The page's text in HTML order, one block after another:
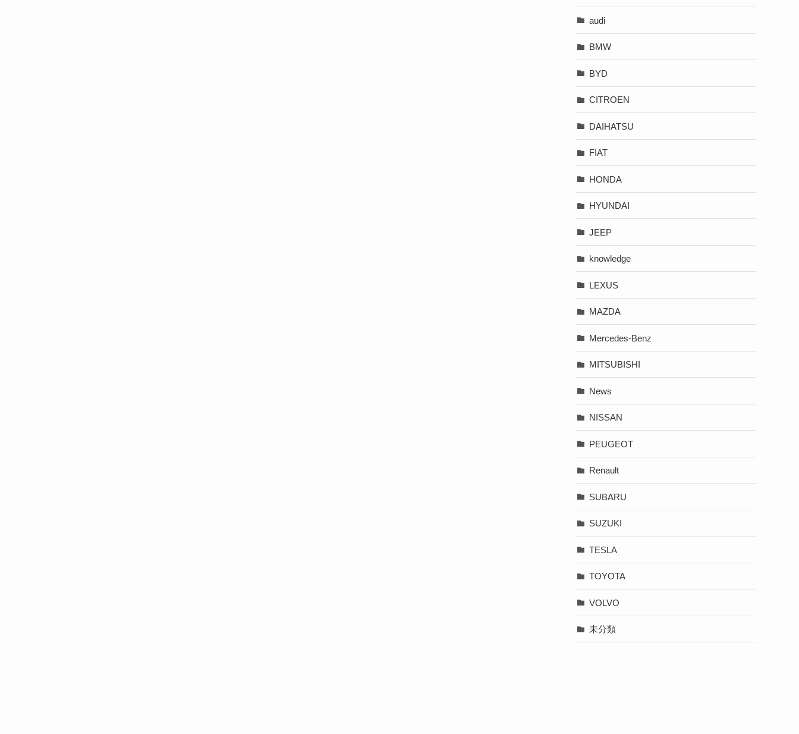
audi
BMW
BYD
CITROEN
DAIHATSU
FIAT
HONDA
HYUNDAI
JEEP
knowledge
LEXUS
MAZDA
Mercedes-Benz
MITSUBISHI
News
NISSAN
PEUGEOT
Renault
SUBARU
SUZUKI
TESLA
TOYOTA
VOLVO
未分類